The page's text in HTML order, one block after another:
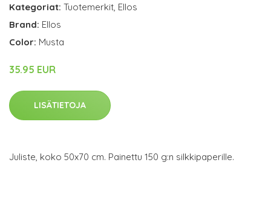
Kategoriat: Tuotemerkit Ellos
Brand: Ellos
Color: Musta
35.95 EUR
LISÄTIETOJA
Juliste, koko 50x70 cm. Painettu 150 g:n silkkipaperille.